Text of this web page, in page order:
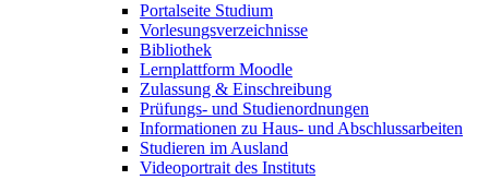
Portalseite Studium
Vorlesungsverzeichnisse
Bibliothek
Lernplattform Moodle
Zulassung & Einschreibung
Prüfungs- und Studienordnungen
Informationen zu Haus- und Abschlussarbeiten
Studieren im Ausland
Videoportrait des Instituts